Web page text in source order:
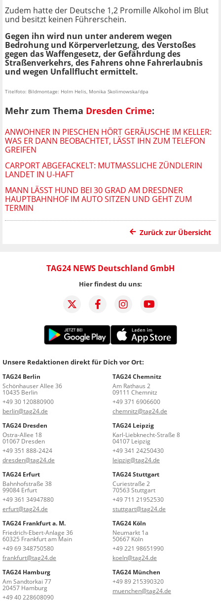
Zudem hatte der Deutsche 1,2 Promille Alkohol im Blut
und besitzt keinen Führerschein.
Gegen ihn wird nun unter anderem wegen
Bedrohung und Körperverletzung, des Verstoßes
gegen das Waffengesetz, der Gefährdung des
Straßenverkehrs, des Fahrens ohne Fahrerlaubnis
und wegen Unfallflucht ermittelt.
Titelfoto: Bildmontage: Holm Helis, Monika Skolimowska/dpa
Mehr zum Thema Dresden Crime:
ANWOHNER IN PIESCHEN HÖRT GERÄUSCHE IM KELLER:
WAS ER DANN BEOBACHTET, LÄSST IHN ZUM TELEFON
GREIFEN
CARPORT ABGEFACKELT: MUTMASSLICHE ZÜNDLERIN L
ANDET IN U-HAFT
MANN LÄSST HUND BEI 30 GRAD AM DRESDNER
HAUPTBAHNHOF IM AUTO SITZEN UND GEHT ZUM
TERMIN
Zurück zur Übersicht
TAG24 NEWS Deutschland GmbH
Hier findest du uns:
Unsere Redaktionen direkt für Dich vor Ort:
TAG24 Berlin
Schönhauser Allee 36
10435 Berlin
+49 30 120880900
berlin@tag24.de
TAG24 Chemnitz
Am Rathaus 2
09111 Chemnitz
+49 371 6906600
chemnitz@tag24.de
TAG24 Dresden
Ostra-Allee 18
01067 Dresden
+49 351 888-2424
dresden@tag24.de
TAG24 Leipzig
Karl-Liebknecht-Straße 8
04107 Leipzig
+49 341 24250430
leipzig@tag24.de
TAG24 Erfurt
Bahnhofstraße 38
99084 Erfurt
+49 361 34947880
erfurt@tag24.de
TAG24 Stuttgart
Curiestraße 2
70563 Stuttgart
+49 711 21952530
stuttgart@tag24.de
TAG24 Frankfurt a. M.
Friedrich-Ebert-Anlage 36
60325 Frankfurt am Main
+49 69 348750580
frankfurt@tag24.de
TAG24 Köln
Neumarkt 1a
50667 Köln
+49 221 98651990
koeln@tag24.de
TAG24 Hamburg
Am Sandtorkai 77
20457 Hamburg
+49 40 228608090
TAG24 München
+49 89 215390320
muenchen@tag24.de